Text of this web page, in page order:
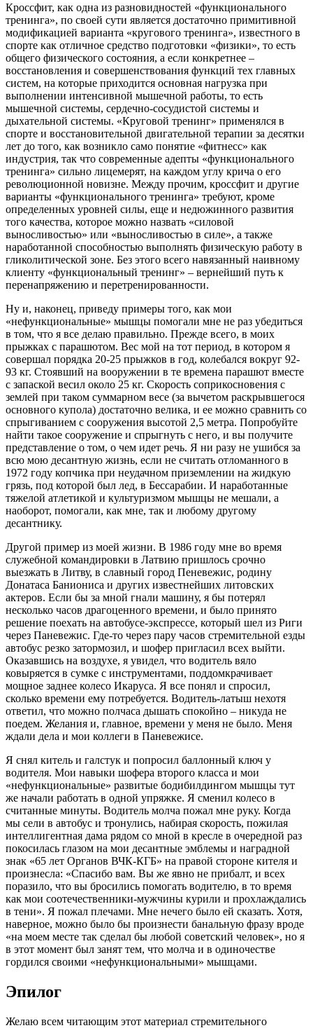
Кроссфит, как одна из разновидностей «функционального
тренинга», по своей сути является достаточно примитивной
модификацией варианта «кругового тренинга», известного в
спорте как отличное средство подготовки «физики», то есть
общего физического состояния, а если конкретнее –
восстановления и совершенствования функций тех главных
систем, на которые приходится основная нагрузка при
выполнении интенсивной мышечной работы, то есть
мышечной системы, сердечно-сосудистой системы и
дыхательной системы. «Круговой тренинг» применялся в
спорте и восстановительной двигательной терапии за десятки
лет до того, как возникло само понятие «фитнесс» как
индустрия, так что современные адепты «функционального
тренинга» сильно лицемерят, на каждом углу крича о его
революционной новизне. Между прочим, кроссфит и другие
варианты «функционального тренинга» требуют, кроме
определенных уровней силы, еще и недюжинного развития
того качества, которое можно назвать «силовой
выносливостью» или «выносливостью в силе», а также
наработанной способностью выполнять физическую работу в
гликолитической зоне. Без этого всего навязанный наивному
клиенту «функциональный тренинг» – вернейший путь к
перенапряжению и перетренированности.
Ну и, наконец, приведу примеры того, как мои
«нефункциональные» мышцы помогали мне не раз убедиться
в том, что я все делаю правильно. Прежде всего, в моих
прыжках с парашютом. Вес мой на тот период, в котором я
совершал порядка 20-25 прыжков в год, колебался вокруг 92-
93 кг. Стоявший на вооружении в те времена парашют вместе
с запаской весил около 25 кг. Скорость соприкосновения с
землей при таком суммарном весе (за вычетом раскрывшегося
основного купола) достаточно велика, и ее можно сравнить со
спрыгиванием с сооружения высотой 2,5 метра. Попробуйте
найти такое сооружение и спрыгнуть с него, и вы получите
представление о том, о чем идет речь. Я ни разу не ушибся за
всю мою десантную жизнь, если не считать отломанного в
1972 году копчика при неудачном приземлении на жидкую
грязь, под которой был лед, в Бессарабии. И наработанные
тяжелой атлетикой и культуризмом мышцы не мешали, а
наоборот, помогали, как мне, так и любому другому
десантнику.
Другой пример из моей жизни. В 1986 году мне во время
служебной командировки в Латвию пришлось срочно
выезжать в Литву, в славный город Пеневежис, родину
Донатаса Баниониса и других известнейших литовских
актеров. Если бы за мной гнали машину, я бы потерял
несколько часов драгоценного времени, и было принято
решение поехать на автобусе-экспрессе, который шел из Риги
через Паневежис. Где-то через пару часов стремительной езды
автобус резко затормозил, и шофер пригласил всех выйти.
Оказавшись на воздухе, я увидел, что водитель вяло
ковыряется в сумке с инструментами, поддомкрачивает
мощное заднее колесо Икаруса. Я все понял и спросил,
сколько времени ему потребуется. Водитель-латыш нехотя
ответил, что можно полчаса дышать спокойно – никуда не
поедем. Желания и, главное, времени у меня не было. Меня
ждали дела и мои коллеги в Паневежисе.
Я снял китель и галстук и попросил баллонный ключ у
водителя. Мои навыки шофера второго класса и мои
«нефункциональные» развитые бодибилдингом мышцы тут
же начали работать в одной упряжке. Я сменил колесо в
считанные минуты. Водитель молча пожал мне руку. Когда
мы сели в автобус и тронулись, набирая скорость, пожилая
интеллигентная дама рядом со мной в кресле в очередной раз
покосилась глазом на мои десантные эмблемы и наградной
знак «65 лет Органов ВЧК-КГБ» на правой стороне кителя и
произнесла: «Спасибо вам. Вы же явно не прибалт, и всех
поразило, что вы бросились помогать водителю, в то время
как мои соотечественники-мужчины курили и прохлаждались
в тени». Я пожал плечами. Мне нечего было ей сказать. Хотя,
наверное, можно было бы произнести банальную фразу вроде
«на моем месте так сделал бы любой советский человек», но я
в этот момент был занят тем, что молча и в одиночестве
гордился своими «нефункциональными» мышцами.
Эпилог
Желаю всем читающим этот материал стремительного